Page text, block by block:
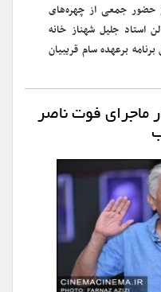
و حضور جمعی از چهره‌های
استاد جلیل شهناز خانه
برعهده سام قریبیان
ماجرای فوت ناصر